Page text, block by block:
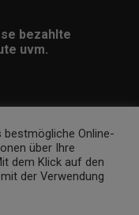
bezahlte
uvm.
Newsletter
• Marken- und
bestmögliche Online-
über Ihre
dem Klick auf den
der Verwendung